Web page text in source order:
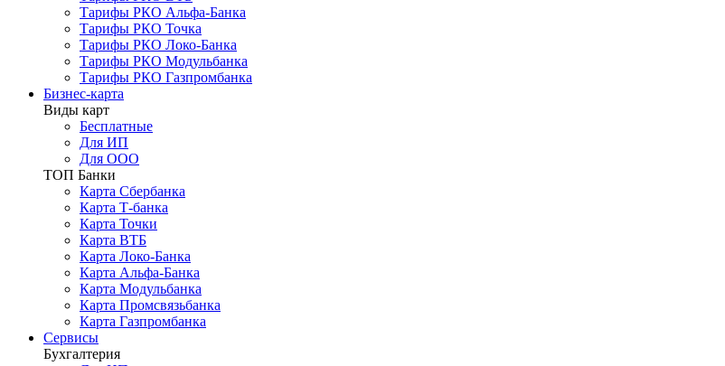
Тарифы РКО Альфа-Банка
Тарифы РКО Точка
Тарифы РКО Локо-Банка
Тарифы РКО Модульбанка
Тарифы РКО Газпромбанка
Бизнес-карта
Виды карт
Бесплатные
Для ИП
Для ООО
ТОП Банки
Карта Сбербанка
Карта Т-банка
Карта Точки
Карта ВТБ
Карта Локо-Банка
Карта Альфа-Банка
Карта Модульбанка
Карта Промсвязьбанка
Карта Газпромбанка
Сервисы
Бухгалтерия